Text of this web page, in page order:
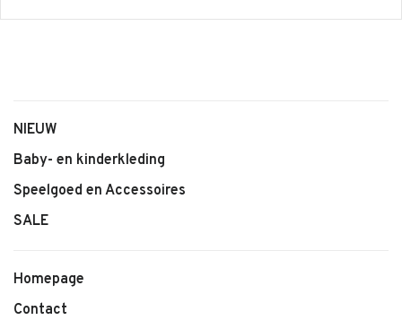
NIEUW
Baby- en kinderkleding
Speelgoed en Accessoires
SALE
Homepage
Contact